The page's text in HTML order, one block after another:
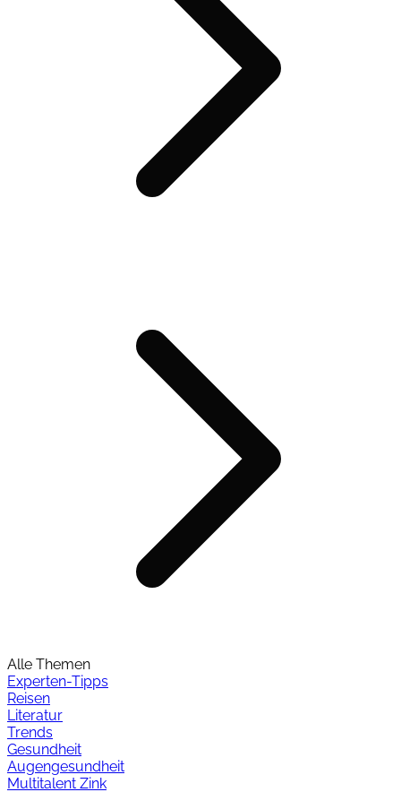
Alle Themen
Experten-Tipps
Reisen
Literatur
Trends
Gesundheit
Augengesundheit
Multitalent Zink